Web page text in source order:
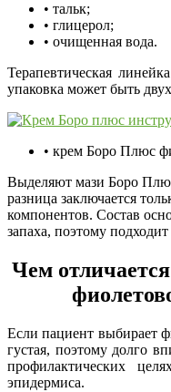
• тальк;
• глицерол;
• очищенная вода.
Терапевтическая
упаковка может быть
• крем Боро Плюс
Выделяют мази Боро
разница заключается
компонентов. Состав
запаха, поэтому
Чем
Если пациент выбирает
густая, поэтому долго
профилактических
эпидермиса.